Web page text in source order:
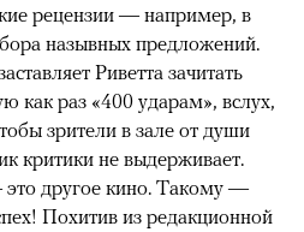
рецензии — например, в
назывных предложений.
Риветта зачитать
как раз «400 ударам», вслух,
зрители в зале от души
критики не выдерживает.
другое кино. Такому —
Похитив из редакционной